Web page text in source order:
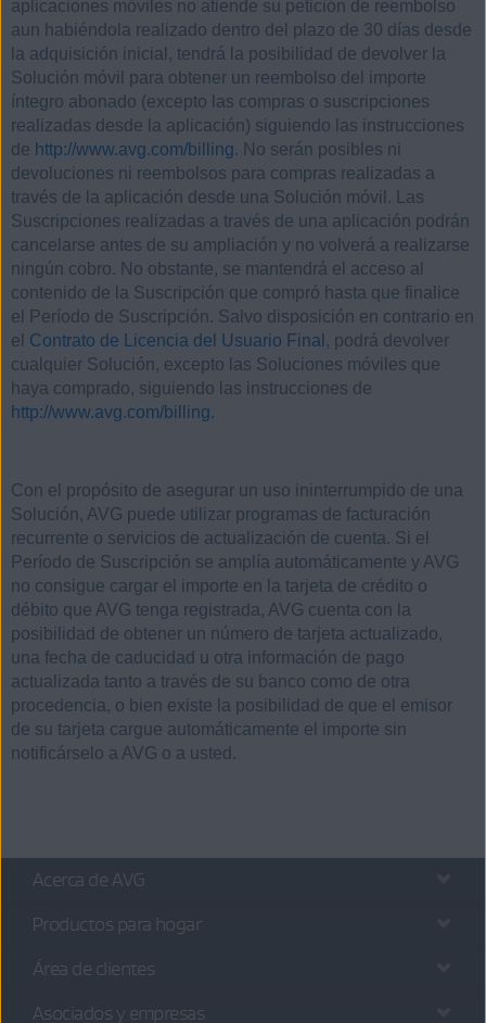
aplicaciones móviles no atiende su petición de reembolso
aun habiéndola realizado dentro del plazo de 30 días desde
la adquisición inicial, tendrá la posibilidad de devolver la
Solución móvil para obtener un reembolso del importe
íntegro abonado (excepto las compras o suscripciones
realizadas desde la aplicación) siguiendo las instrucciones
de http://www.avg.com/billing. No serán posibles ni
devoluciones ni reembolsos para compras realizadas a
través de la aplicación desde una Solución móvil. Las
Suscripciones realizadas a través de una aplicación podrán
cancelarse antes de su ampliación y no volverá a realizarse
ningún cobro. No obstante, se mantendrá el acceso al
contenido de la Suscripción que compró hasta que finalice
el Período de Suscripción. Salvo disposición en contrario en
el Contrato de Licencia del Usuario Final , podrá devolver
cualquier Solución, excepto las Soluciones móviles que
haya comprado, siguiendo las instrucciones de
http://www.avg.com/billing.
Con el propósito de asegurar un uso ininterrumpido de una
Solución, AVG puede utilizar programas de facturación
recurrente o servicios de actualización de cuenta. Si el
Período de Suscripción se amplía automáticamente y AVG
no consigue cargar el importe en la tarjeta de crédito o
débito que AVG tenga registrada, AVG cuenta con la
posibilidad de obtener un número de tarjeta actualizado,
una fecha de caducidad u otra información de pago
actualizada tanto a través de su banco como de otra
procedencia, o bien existe la posibilidad de que el emisor
de su tarjeta cargue automáticamente el importe sin
notificárselo a AVG o a usted.
Acerca de AVG
Productos para hogar
Área de clientes
Asociados y empresas